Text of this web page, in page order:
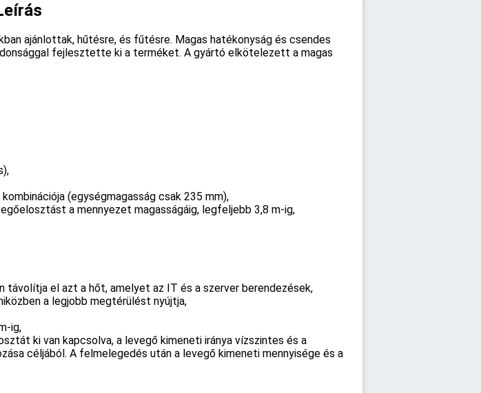
ajánlottak, hűtésre, és fűtésre. Magas hatékonyság és csendes
fejlesztette ki a terméket. A gyártó elkötelezett a magas
(egységmagasság csak 235 mm),
a mennyezet magasságáig, legfeljebb 3,8 m-ig,
távolítja el azt a hőt, amelyet az IT és a szerver berendezések,
a legjobb megtérülést nyújtja,
ig,
ki van kapcsolva, a levegő kimeneti iránya vízszintes és a
céljából. A felmelegedés után a levegő kimeneti mennyisége és a